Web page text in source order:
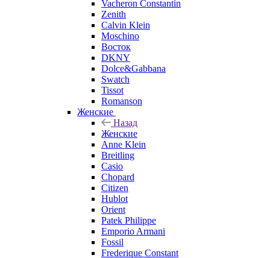
Vacheron Constantin
Zenith
Calvin Klein
Moschino
Восток
DKNY
Dolce&Gabbana
Swatch
Tissot
Romanson
Женские
Назад
Женские
Anne Klein
Breitling
Casio
Chopard
Citizen
Hublot
Orient
Patek Philippe
Emporio Armani
Fossil
Frederique Constant